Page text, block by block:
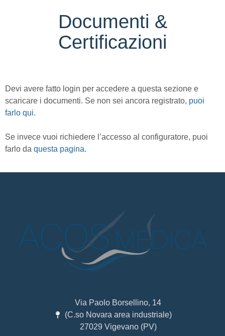
Documenti &
Certificazioni
Devi avere fatto login per accedere a questa sezione e
scaricare i documenti. Se non sei ancora registrato, puoi
farlo qui.
Se invece vuoi richiedere l’accesso al configuratore, puoi
farlo da questa pagina.
Via Paolo Borsellino, 14
(C.so Novara area industriale)
27029 Vigevano (PV)